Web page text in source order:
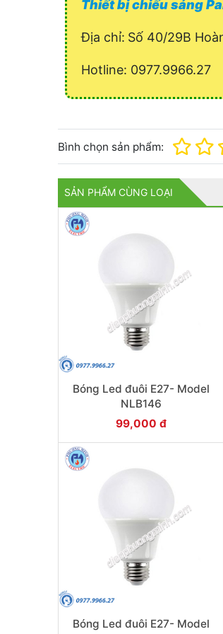
Thiết bị chiếu sáng
Địa chỉ: Số 40/29B
Hotline: 0977.9966.27
Bình chọn sản phẩm:
SẢN PHẨM CÙNG LOẠI
Bóng Led đuôi E27- Model
NLB146
99,000 đ
Bóng Led đuôi E27- Model